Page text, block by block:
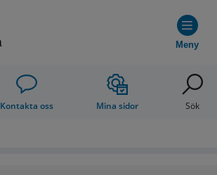
Meny
Kontakta oss Mina sidor Sök